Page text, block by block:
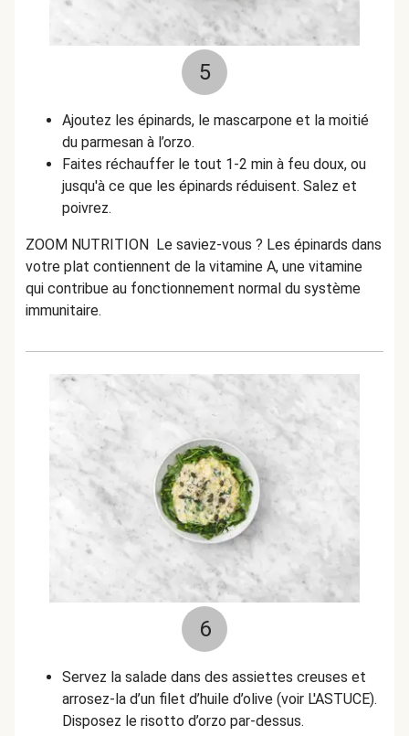
5
Ajoutez les épinards, le mascarpone et la moitié
du parmesan à l’orzo.
Faites réchauffer le tout 1-2 min à feu doux, ou
jusqu'à ce que les épinards réduisent. Salez et
poivrez.
ZOOM NUTRITION Le saviez-vous ? Les épinards dans
votre plat contiennent de la vitamine A, une vitamine
qui contribue au fonctionnement normal du système
immunitaire.
6
Servez la salade dans des assiettes creuses et
arrosez-la d’un filet d’huile d’olive (voir L'ASTUCE).
Disposez le risotto d’orzo par-dessus.